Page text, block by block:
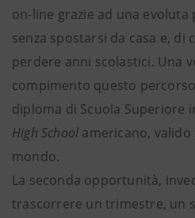
on-line grazie ad una
senza spostarsi da casa e, di
perdere anni scolastici. Una
compimento questo
diploma di Scuola Superiore
High School americano,
mondo.
La seconda opportunità,
trascorrere un trimestre, un